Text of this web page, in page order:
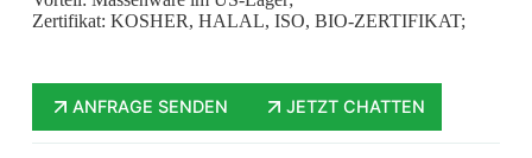
Zertifikat: KOSHER, HALAL, ISO, BIO-ZERTIFIKAT;
ANFRAGE SENDEN JETZT CHATTEN